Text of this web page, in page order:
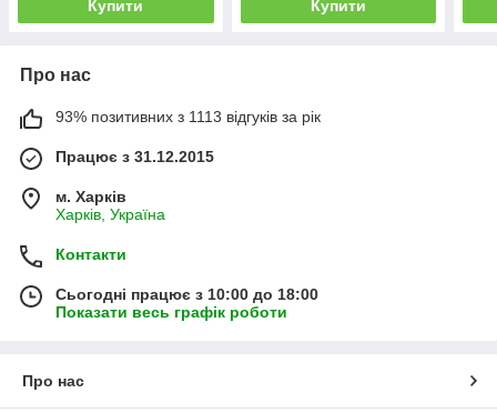
Купити Купити
Про нас
93% позитивних з 1113 відгуків за рік
Працює з 31.12.2015
м. Харків
Харків, Україна
Контакти
Сьогодні працює з 10:00 до 18:00
Показати весь графік роботи
Про нас